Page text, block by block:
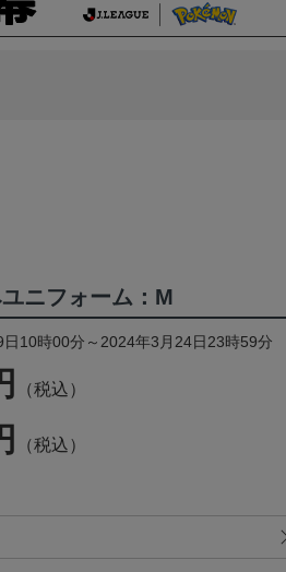
ニフォーム：M
10時00分～2024年3月24日23時59分
（税込）
（税込）